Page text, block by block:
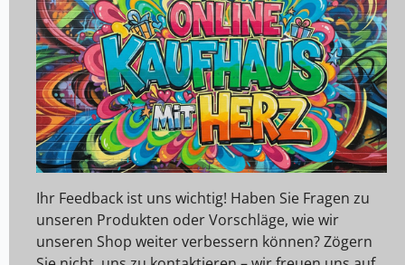
Ihr Feedback ist uns wichtig! Haben Sie Fragen zu
unseren Produkten oder Vorschläge, wie wir
unseren Shop weiter verbessern können? Zögern